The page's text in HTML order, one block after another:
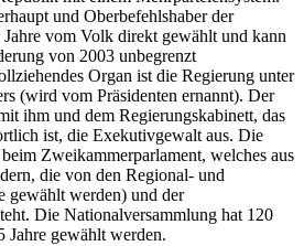
und Oberbefehlshaber der
vom Volk direkt gewählt und kann
von 2003 unbegrenzt
Organ ist die Regierung unter
(wird vom Präsidenten ernannt). Der
ihm und dem Regierungskabinett, das
ist, die Exekutivgewalt aus. Die
Zweikammerparlament, welches aus
die von den Regional- und
gewählt werden) und der
Die Nationalversammlung hat 120
Jahre gewählt werden.